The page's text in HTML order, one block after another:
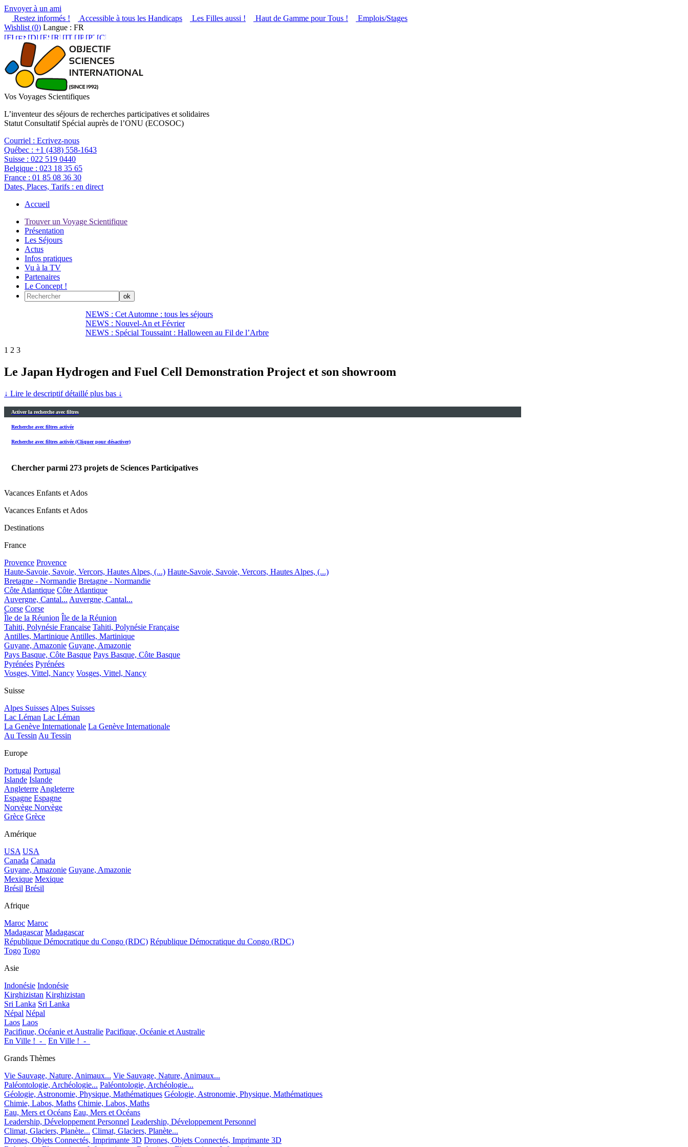
Envoyer à un ami
Restez informés !
Accessible à tous les Handicaps Les Filles aussi ! Haut de Gamme pour Tous !
Emplois/Stages
Wishlist (0) Langue : FR
Vos Voyages Scientifiques
L’inventeur des séjours de recherches participatives et solidaires
Statut Consultatif Spécial auprès de l’ONU (ECOSOC)
Courriel : Ecrivez-nous
Québec : +1 (438) 558-1643
Suisse : 022 519 0440
Belgique : 023 18 35 65
France : 01 85 08 36 30
Dates, Places, Tarifs : en direct
Accueil
Trouver un Voyage Scientifique
Présentation
Les Séjours
Actus
Infos pratiques
Vu à la TV
Partenaires
Le Concept !
NEWS : Cet Automne : tous les séjours
NEWS : Nouvel-An et Février
NEWS : Spécial Toussaint : Halloween au Fil de l’Arbre
1 2 3
Le Japan Hydrogen and Fuel Cell Demonstration Project et son showroom
↓ Lire le descriptif détaillé plus bas ↓
Activer la recherche avec filtres
Recherche avec filtres activée
Recherche avec filtres activée (Cliquer pour désactiver)
Chercher parmi 273 projets de Sciences Participatives
Vacances Enfants et Ados
Vacances Enfants et Ados
Destinations
France
Provence Provence
Haute-Savoie, Savoie, Vercors, Hautes Alpes, (...) Haute-Savoie, Savoie, Vercors, Hautes Alpes, (...)
Bretagne - Normandie Bretagne - Normandie
Côte Atlantique Côte Atlantique
Auvergne, Cantal... Auvergne, Cantal...
Corse Corse
Île de la Réunion Île de la Réunion
Tahiti, Polynésie Française Tahiti, Polynésie Française
Antilles, Martinique Antilles, Martinique
Guyane, Amazonie Guyane, Amazonie
Pays Basque, Côte Basque Pays Basque, Côte Basque
Pyrénées Pyrénées
Vosges, Vittel, Nancy Vosges, Vittel, Nancy
Suisse
Alpes Suisses Alpes Suisses
Lac Léman Lac Léman
La Genève Internationale La Genève Internationale
Au Tessin Au Tessin
Europe
Portugal Portugal
Islande Islande
Angleterre Angleterre
Espagne Espagne
Norvège Norvège
Grèce Grèce
Amérique
USA USA
Canada Canada
Guyane, Amazonie Guyane, Amazonie
Mexique Mexique
Brésil Brésil
Afrique
Maroc Maroc
Madagascar Madagascar
République Démocratique du Congo (RDC) République Démocratique du Congo (RDC)
Togo Togo
Asie
Indonésie Indonésie
Kirghizistan Kirghizistan
Sri Lanka Sri Lanka
Népal Népal
Laos Laos
Pacifique, Océanie et Australie Pacifique, Océanie et Australie
En Ville !_-_
En Ville !_-_
Grands Thèmes
Vie Sauvage, Nature, Animaux... Vie Sauvage, Nature, Animaux...
Paléontologie, Archéologie... Paléontologie, Archéologie...
Géologie, Astronomie, Physique, Mathématiques Géologie, Astronomie, Physique, Mathématiques
Chimie, Labos, Maths Chimie, Labos, Maths
Eau, Mers et Océans Eau, Mers et Océans
Leadership, Développement Personnel Leadership, Développement Personnel
Climat, Glaciers, Planète... Climat, Glaciers, Planète...
Drones, Objets Connectés, Imprimante 3D Drones, Objets Connectés, Imprimante 3D